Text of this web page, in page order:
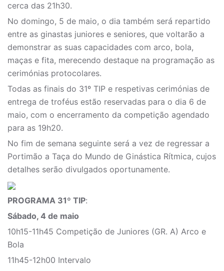
cerca das 21h30.
No domingo, 5 de maio, o dia também será repartido
entre as ginastas juniores e seniores, que voltarão a
demonstrar as suas capacidades com arco, bola,
maças e fita, merecendo destaque na programação as
cerimónias protocolares.
Todas as finais do 31º TIP e respetivas cerimónias de
entrega de troféus estão reservadas para o dia 6 de
maio, com o encerramento da competição agendado
para as 19h20.
No fim de semana seguinte será a vez de regressar a
Portimão a Taça do Mundo de Ginástica Rítmica, cujos
detalhes serão divulgados oportunamente.
PROGRAMA 31º TIP:
Sábado, 4 de maio
10h15-11h45 Competição de Juniores (GR. A) Arco e
Bola
11h45-12h00 Intervalo